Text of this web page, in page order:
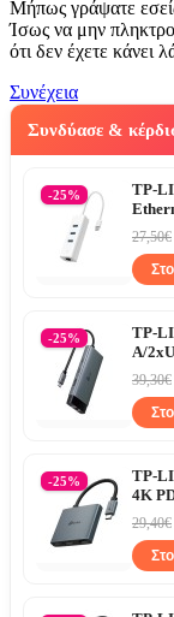
Μήπως γράψατε
Ίσως να μην
ότι δεν έχετε κάνει
Συνέχεια
Συνδύασε &
-25%
TP-
27,50€
-25%
TP-
A/
39,30€
-25%
TP-
4K
29,40€